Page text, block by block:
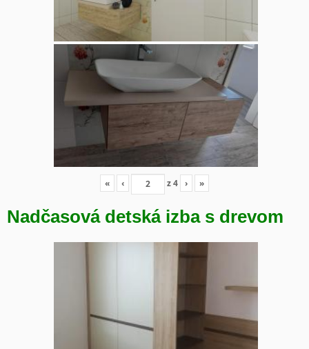
« ‹ z4 › »
Nadčasová detská izba s drevom